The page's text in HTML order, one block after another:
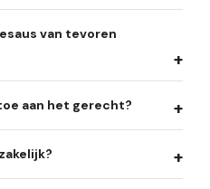
van tevoren
aan het gerecht?